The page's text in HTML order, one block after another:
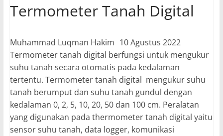
Termometer Tanah Digital
Muhammad Luqman Hakim 10 Agustus 2022
Termometer tanah digital berfungsi untuk mengukur
suhu tanah secara otomatis pada kedalaman
tertentu. Termometer tanah digital mengukur suhu
tanah berumput dan suhu tanah gundul dengan
kedalaman 0, 2, 5, 10, 20, 50 dan 100 cm. Peralatan
yang digunakan pada thermometer tanah digital yaitu
sensor suhu tanah, data logger, komunikasi